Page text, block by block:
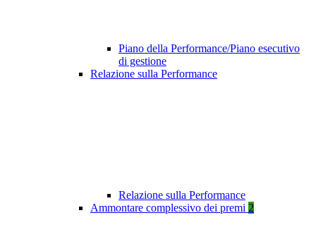
Piano della Performance/Piano esecutivo
di gestione
Relazione sulla Performance
Relazione sulla Performance
Ammontare complessivo dei premi 2